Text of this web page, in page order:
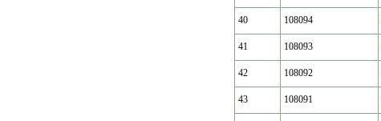
40 108094
41 108093
42 108092
43 108091